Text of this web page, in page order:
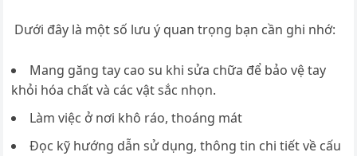
Dưới đây là một số lưu ý quan trọng bạn cần ghi nhớ:
Mang găng tay cao su khi sửa chữa để bảo vệ tay
khỏi hóa chất và các vật sắc nhọn.
Làm việc ở nơi khô ráo, thoáng mát
Đọc kỹ hướng dẫn sử dụng, thông tin chi tiết về cấu